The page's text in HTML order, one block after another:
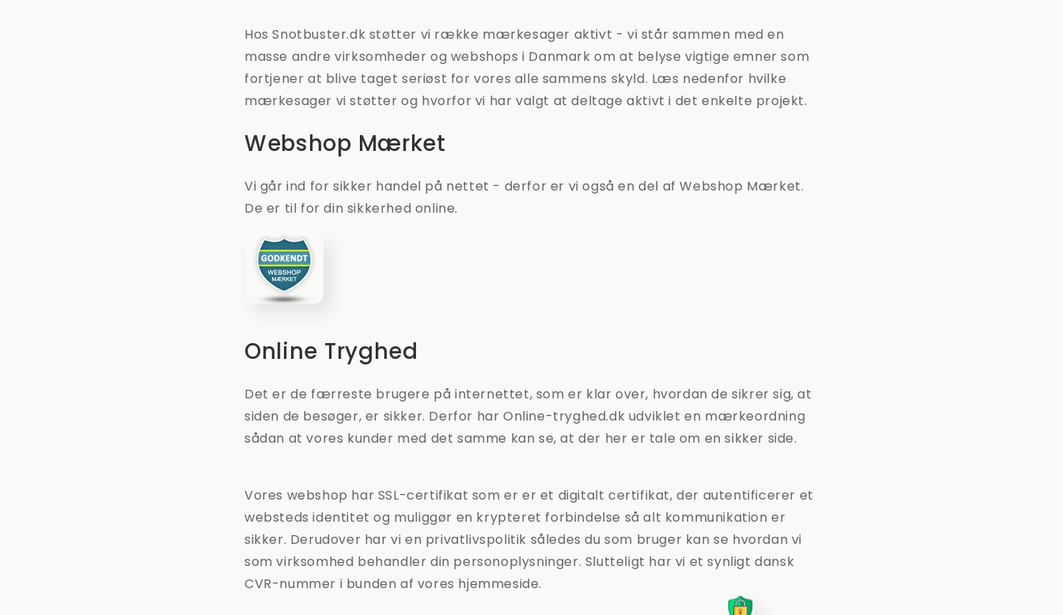
Hos Snotbuster.dk støtter vi række mærkesager aktivt - vi står sammen med en
masse andre virksomheder og webshops i Danmark om at belyse vigtige emner som
fortjener at blive taget seriøst for vores alle sammens skyld. Læs nedenfor hvilke
mærkesager vi støtter og hvorfor vi har valgt at deltage aktivt i det enkelte projekt.
Webshop Mærket
Vi går ind for sikker handel på nettet - derfor er vi også en del af Webshop Mærket.
De er til for din sikkerhed online.
Online Tryghed
Det er de færreste brugere på internettet, som er klar over, hvordan de sikrer sig, at
siden de besøger, er sikker. Derfor har Online-tryghed.dk udviklet en mærkeordning
sådan at vores kunder med det samme kan se, at der her er tale om en sikker side.
Vores webshop har SSL-certifikat som er er et digitalt certifikat, der autentificerer et
websteds identitet og muliggør en krypteret forbindelse så alt kommunikation er
sikker. Derudover har vi en privatlivspolitik således du som bruger kan se hvordan vi
som virksomhed behandler din personoplysninger. Slutteligt har vi et synligt dansk
CVR-nummer i bunden af vores hjemmeside.